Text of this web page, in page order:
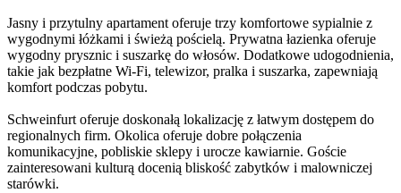
Jasny i przytulny apartament oferuje trzy komfortowe sypialnie z
wygodnymi łóżkami i świeżą pościelą. Prywatna łazienka oferuje
wygodny prysznic i suszarkę do włosów. Dodatkowe udogodnienia,
takie jak bezpłatne Wi-Fi, telewizor, pralka i suszarka, zapewniają
komfort podczas pobytu.
Schweinfurt oferuje doskonałą lokalizację z łatwym dostępem do
regionalnych firm. Okolica oferuje dobre połączenia
komunikacyjne, pobliskie sklepy i urocze kawiarnie. Goście
zainteresowani kulturą docenią bliskość zabytków i malowniczej
starówki.